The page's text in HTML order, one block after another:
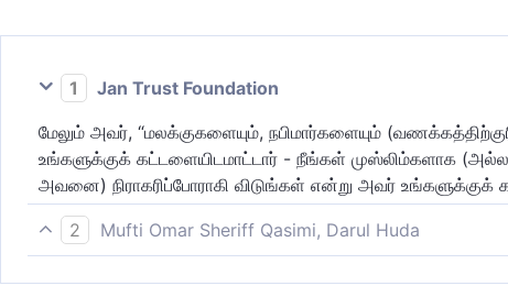
1
Jan Trust Foundation
மேலும் அவர், “மலக்குகளையும், நபிமார்களையும்
உங்களுக்குக் கட்டளையிடமாட்டார் - நீங்கள் முஸ்லிம்களாக
அவனை) நிராகரிப்போராகி விடுங்கள் என்று அவர் உங்களுக்குக்
2
Mufti Omar Sheriff Qasimi, Darul Huda